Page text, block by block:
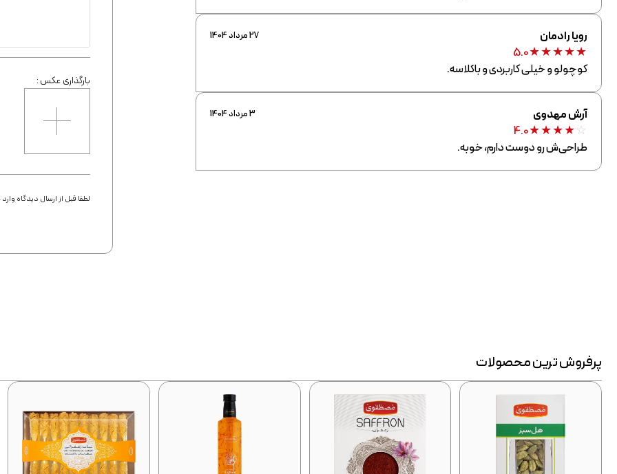
رویا رادمان 27 مرداد 1404
★★★★★
5.0
کوچولو و خیلی کاربردی و باکلاسه.
آرش مهدوی 3 مرداد 1404
★★★★☆
4.0
طراحی‌ش رو دوست دارم، خوبه.
بارگذاری عکس :
لطفا قبل از ارسال دیدگاه
پرفروش ترین محصولات